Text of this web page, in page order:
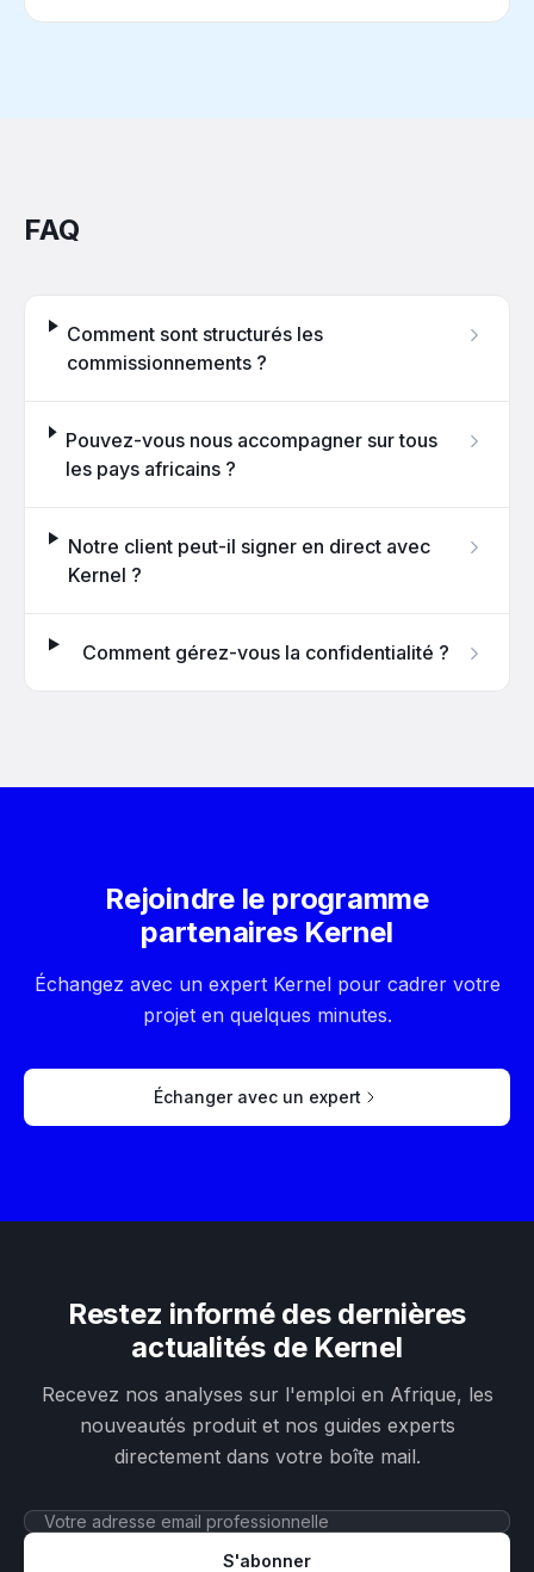
FAQ
Comment sont structurés les
commissionnements ?
Pouvez-vous nous accompagner sur tous
les pays africains ?
Notre client peut-il signer en direct avec
Kernel ?
Comment gérez-vous la confidentialité ?
Rejoindre le programme
partenaires Kernel
Échangez avec un expert Kernel pour cadrer votre
projet en quelques minutes.
Échanger avec un expert
Restez informé des dernières
actualités de Kernel
Recevez nos analyses sur l'emploi en Afrique, les
nouveautés produit et nos guides experts
directement dans votre boîte mail.
S'abonner